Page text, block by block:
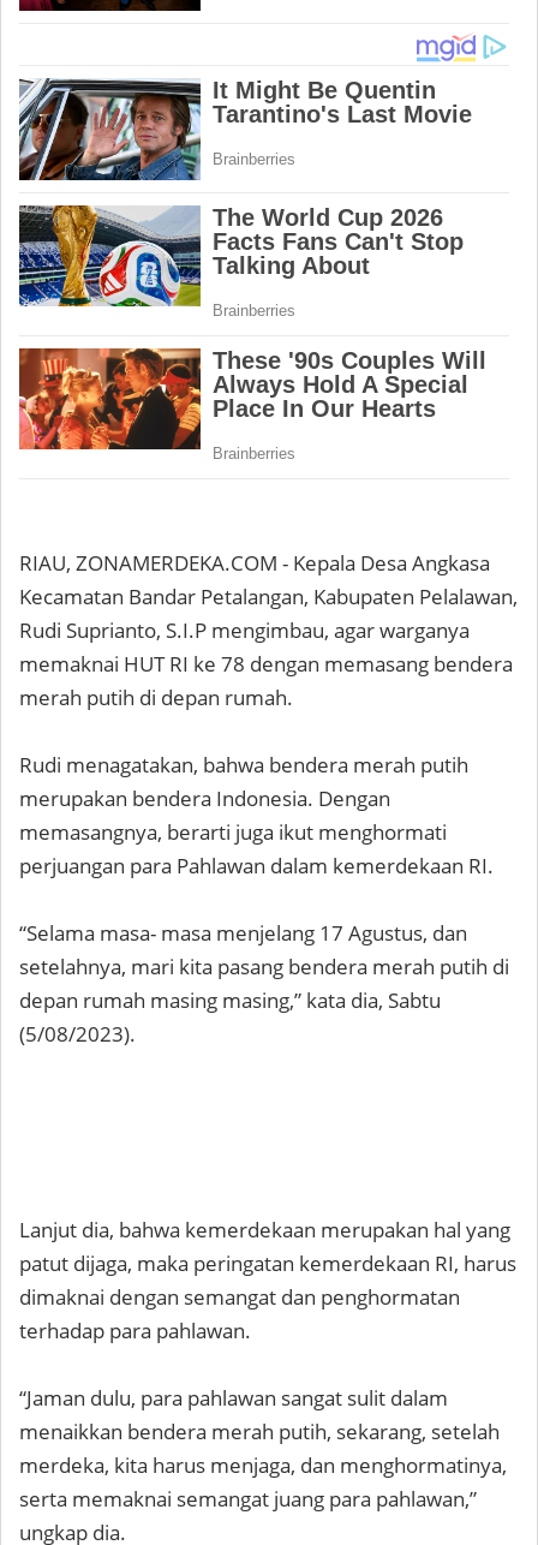
RIAU, ZONAMERDEKA.COM - Kepala Desa Angkasa
Kecamatan Bandar Petalangan, Kabupaten Pelalawan,
Rudi Suprianto, S.I.P mengimbau, agar warganya
memaknai HUT RI ke 78 dengan memasang bendera
merah putih di depan rumah.
Rudi menagatakan, bahwa bendera merah putih
merupakan bendera Indonesia. Dengan
memasangnya, berarti juga ikut menghormati
perjuangan para Pahlawan dalam kemerdekaan RI.
“Selama masa- masa menjelang 17 Agustus, dan
setelahnya, mari kita pasang bendera merah putih di
depan rumah masing masing,” kata dia, Sabtu
(5/08/2023).
Lanjut dia, bahwa kemerdekaan merupakan hal yang
patut dijaga, maka peringatan kemerdekaan RI, harus
dimaknai dengan semangat dan penghormatan
terhadap para pahlawan.
“Jaman dulu, para pahlawan sangat sulit dalam
menaikkan bendera merah putih, sekarang, setelah
merdeka, kita harus menjaga, dan menghormatinya,
serta memaknai semangat juang para pahlawan,”
ungkap dia.